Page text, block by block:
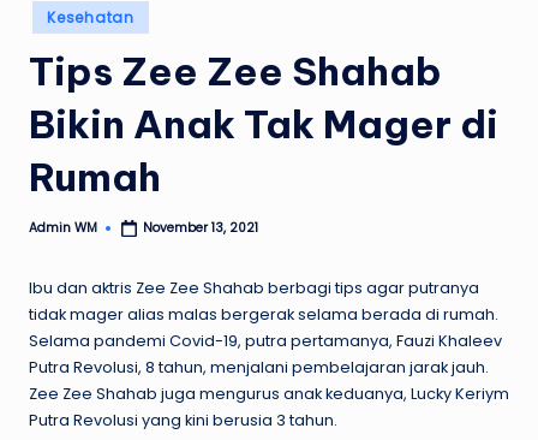
Posted
in
Kesehatan
Tips Zee Zee Shahab
Bikin Anak Tak Mager di
Rumah
Posted
Admin WM November 13, 2021
Ibu dan aktris Zee Zee Shahab berbagi tips agar putranya
tidak mager alias malas bergerak selama berada di rumah.
Selama pandemi Covid-19, putra pertamanya, Fauzi Khaleev
Putra Revolusi, 8 tahun, menjalani pembelajaran jarak jauh.
Zee Zee Shahab juga mengurus anak keduanya, Lucky Keriym
Putra Revolusi yang kini berusia 3 tahun.